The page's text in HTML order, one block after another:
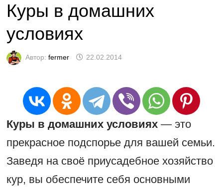
Куры в домашних
условиях
Автор: fermer 22.02.2014
Куры в домашних условиях— это
прекрасное подспорье для вашей семьи.
Заведя на своё приусадебное хозяйство
кур, вы обеспечите себя основными